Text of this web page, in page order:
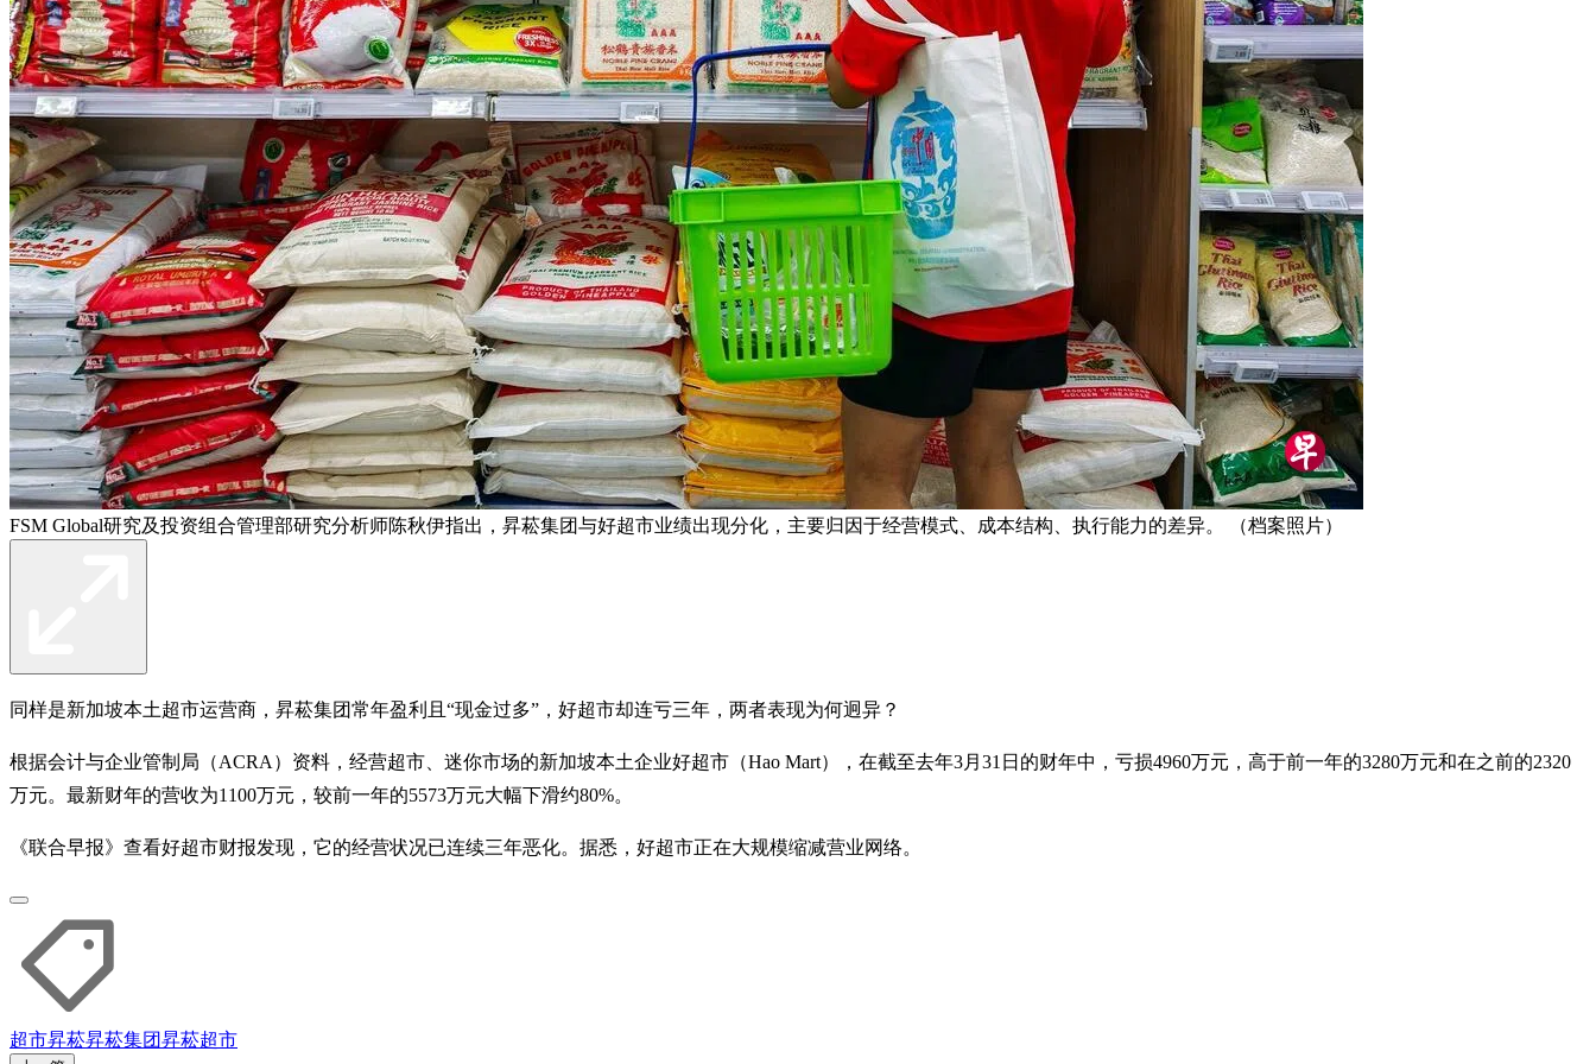
FSM Global研究及投资组合管理部研究分析师陈秋伊指出，昇菘集团与好超市业绩出现分化，主要归因于经营模式、成本结构、执行能力的差异。 （档案照片）
同样是新加坡本土超市运营商，昇菘集团常年盈利且“现金过多”，好超市却连亏三年，两者表现为何迥异？
根据会计与企业管制局（ACRA）资料，经营超市、迷你市场的新加坡本土企业好超市（Hao Mart），在截至去年3月31日的财年中，亏损4960万元，高于前一年的3280万元和在之前的2320
万元。最新财年的营收为1100万元，较前一年的5573万元大幅下滑约80%。
《联合早报》查看好超市财报发现，它的经营状况已连续三年恶化。据悉，好超市正在大规模缩减营业网络。
超市昇菘昇菘集团昇菘超市